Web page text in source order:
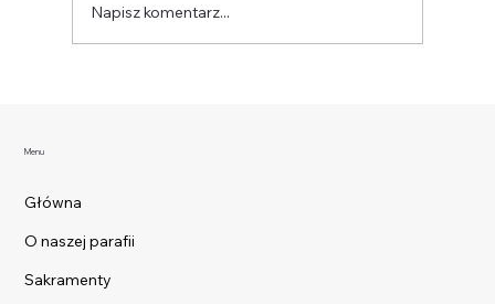
Napisz komentarz...
Menu
Główna
O naszej parafii
Sakramenty